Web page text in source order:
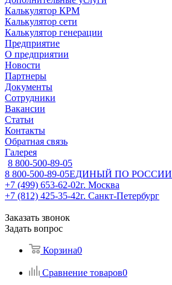
Калькулятор КРМ
Калькулятор сети
Калькулятор генерации
Предприятие
О предприятии
Новости
Партнеры
Документы
Сотрудники
Вакансии
Статьи
Контакты
Обратная связь
Галерея
8 800-500-89-05
8 800-500-89-05ЕДИНЫЙ ПО РОССИИ
+7 (499) 653-62-02г. Москва
+7 (812) 425-35-42г. Санкт-Петербург
Заказать звонок
Задать вопрос
Корзина0
Сравнение товаров0